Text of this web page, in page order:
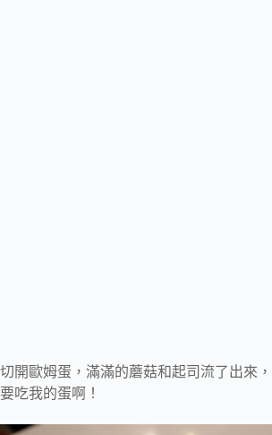
切開歐姆蛋，滿滿的蘑菇和起司流了出來
要吃我的蛋啊！